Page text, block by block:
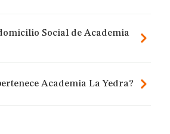
Social de Academia
Academia La Yedra?